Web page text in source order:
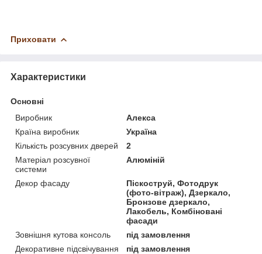
Приховати
Характеристики
Основні
Виробник
Алекса
Країна виробник
Україна
Кількість розсувних дверей
2
Матеріал розсувної
системи
Алюміній
Декор фасаду
Піскоструй, Фотодрук
(фото-вітраж), Дзеркало,
Бронзове дзеркало,
Лакобель, Комбіновані
фасади
Зовнішня кутова консоль
під замовлення
Декоративне підсвічування
під замовлення